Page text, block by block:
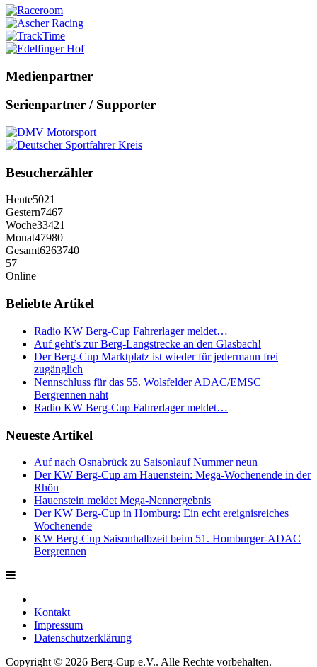
Medienpartner
Serienpartner / Supporter
Besucherzähler
Heute5021
Gestern7467
Woche33421
Monat47980
Gesamt6263740
57
Online
Beliebte Artikel
Radio KW Berg-Cup Fahrerlager meldet…
Auf geht’s zur Berg-Langstrecke an den Glasbach!
Der Berg-Cup Marktplatz ist wieder für jedermann frei
zugänglich
Nennschluss für das 55. Wolsfelder ADAC/EMSC
Bergrennen naht
Radio KW Berg-Cup Fahrerlager meldet…
Neueste Artikel
Auf nach Osnabrück zu Saisonlauf Nummer neun
Der KW Berg-Cup am Hauenstein: Mega-Wochenende in der
Rhön
Hauenstein meldet Mega-Nennergebnis
Der KW Berg-Cup in Homburg: Ein echt ereignisreiches
Wochenende
KW Berg-Cup Saisonhalbzeit beim 51. Homburger-ADAC
Bergrennen
Kontakt
Impressum
Datenschutzerklärung
Copyright © 2026 Berg-Cup e.V.. Alle Rechte vorbehalten.